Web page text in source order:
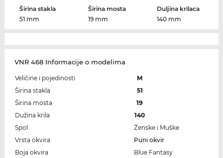
Širina stakla
51 mm
Širina mosta
19 mm
Duljina krilaca
140 mm
VNR 468 Informacije o modelima
Veličine i pojedinosti
M
Širina stakla
51
Širina mosta
19
Dužina krila
140
Spol
Ženske i Muške
Vrsta okvira
Puni okvir
Boja okvira
Blue Fantasy